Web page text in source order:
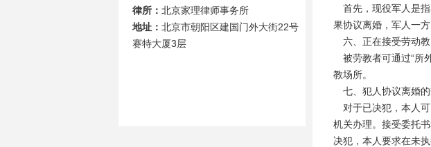
律所： 北京家理律师事务所
地址： 北京市朝阳区建国门外大街22号
赛特大厦3层
首先，现役军人是指
果协议离婚，军人一
六、正在接受劳动
被劳教者可通过“所
教场所。
七、犯人协议离婚的
对于已决犯，本人可
机关办理。接受委托
决犯，本人要求在未